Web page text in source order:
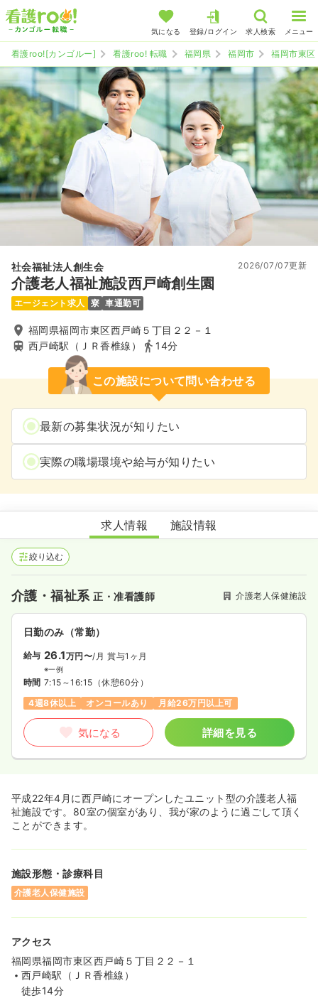
気になる 登録/ログイン 求人検索 メニュー
看護roo![カンゴルー] 看護roo! 転職 福岡県 福岡市 福岡市東区
社会福祉法人創生会
介護老人福祉施設西戸崎創生園
2026/07/07更新
エージェント求人 寮 車通勤可
福岡県福岡市東区西戸崎５丁目２２－１
西戸崎駅（ＪＲ香椎線）
14分
この施設について問い合わせる
最新の募集状況が知りたい
実際の職場環境や給与が知りたい
介護老人福祉施設西戸崎創生園
求人情報 施設情報
絞り込む
介護・福祉系正・准看護師 介護老人保健施設
日勤のみ（常勤）
給与 26.1万円〜/月 賞与1ヶ月
※一例
時間 7:15～16:15 （休憩60分）
4週8休以上
オンコールあり 月給26万円以上可
気になる 詳細を見る
平成22年4月に西戸崎にオープンしたユニット型の介護老人福
祉施設です。80室の個室があり、我が家のように過ごして頂く
ことができます。
施設形態・診療科目
介護老人保健施設
アクセス
福岡県福岡市東区西戸崎５丁目２２－１
西戸崎駅（ＪＲ香椎線）
徒歩14分